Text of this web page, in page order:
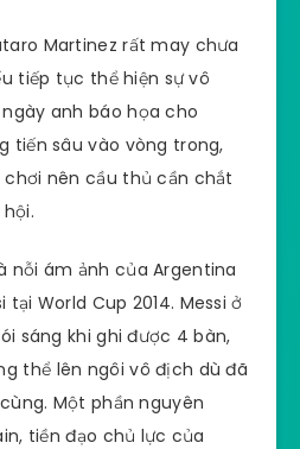
Martinez rất may chưa
tiếp tục thể hiện sự vô
anh báo họa cho
tiến sâu vào vòng trong,
nên cầu thủ cần chắt
nỗi ám ảnh của Argentina
World Cup 2014. Messi ở
sáng khi ghi được 4 bàn,
thể lên ngôi vô địch dù đã
Một phần nguyên
tiền đạo chủ lực của